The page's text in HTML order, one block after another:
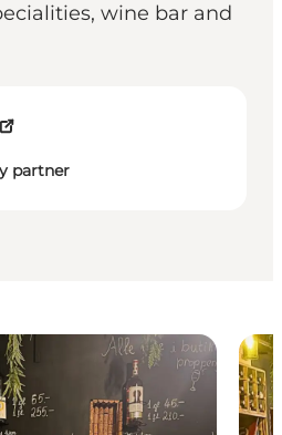
wine bar and
partner